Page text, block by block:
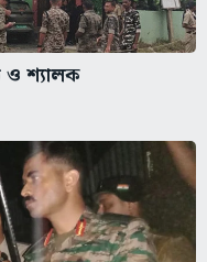
ও শ্যালক